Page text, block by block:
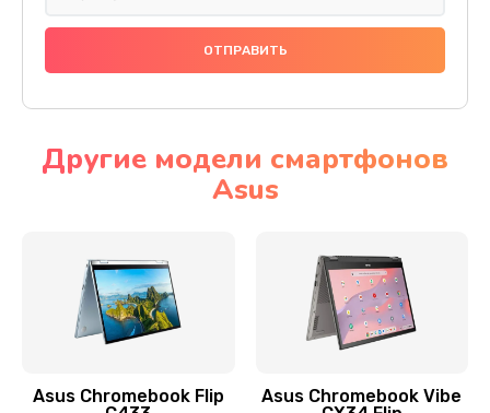
Сбор/Разбор
Чистка динамика и микрофонов (с разбором)
Замена кнопки Home (домой)
Заказать
Другие модели смартфонов
Asus
Asus Chromebook Flip
Asus Chromebook Vibe